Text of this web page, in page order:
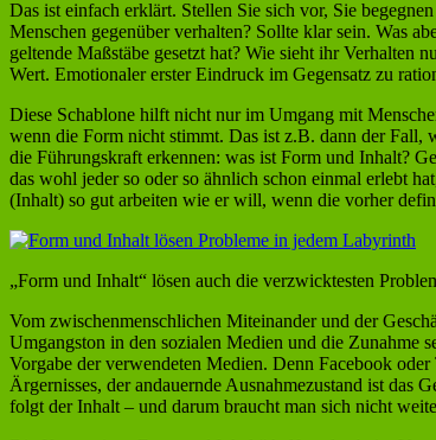
Das ist einfach erklärt. Stellen Sie sich vor, Sie
Menschen gegenüber verhalten? Sollte klar sein. Was
geltende Maßstäbe gesetzt hat? Wie sieht ihr Verhalten
Wert. Emotionaler erster Eindruck im Gegensatz zu
Diese Schablone hilft nicht nur im Umgang mit
wenn die Form nicht stimmt. Das ist z.B. dann der Fall,
die Führungskraft erkennen: was ist Form und Inhalt?
das wohl jeder so oder so ähnlich schon einmal erlebt
(Inhalt) so gut arbeiten wie er will, wenn die vorher
„Form und Inhalt“ lösen auch die verzwicktesten
Vom zwischenmenschlichen Miteinander und der
Umgangston in den sozialen Medien und die Zunahme
Vorgabe der verwendeten Medien. Denn Facebook
Ärgernisses, der andauernde Ausnahmezustand ist
folgt der Inhalt – und darum braucht man sich nicht